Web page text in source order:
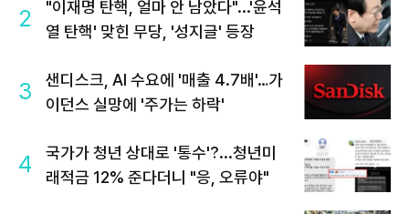
2
"이재명 탄핵, 얼마 안 남았다"...'윤석
열 탄핵' 맞힌 무당, '성지글' 등장
3
샌디스크, AI 수요에 '매출 4.7배'…가
이던스 실망에 '주가는 하락'
4
국가가 청년 상대로 '통수'?...청년미
래적금 12% 준다더니 "응, 오류야"